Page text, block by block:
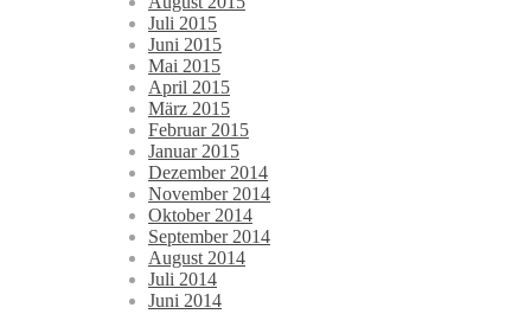
Juli 2015
Juni 2015
Mai 2015
April 2015
März 2015
Februar 2015
Januar 2015
Dezember 2014
November 2014
Oktober 2014
September 2014
August 2014
Juli 2014
Juni 2014